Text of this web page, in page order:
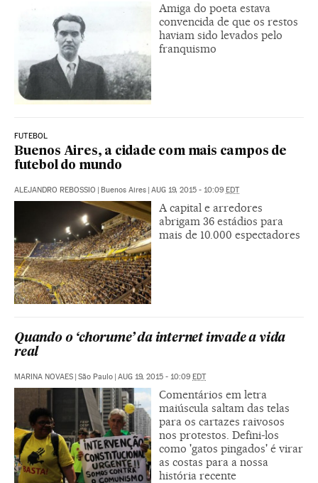
Amiga do poeta estava
convencida de que os restos
haviam sido levados pelo
franquismo
FUTEBOL
Buenos Aires, a cidade com mais campos de
futebol do mundo
ALEJANDRO REBOSSIO | Buenos Aires | AUG 19, 2015 - 10:09 EDT
A capital e arredores
abrigam 36 estádios para
mais de 10.000 espectadores
Quando o ‘chorume’ da internet invade a vida
real
MARINA NOVAES | São Paulo | AUG 19, 2015 - 10:09 EDT
Comentários em letra
maiúscula saltam das telas
para os cartazes raivosos
nos protestos. Defini-los
como 'gatos pingados' é virar
as costas para a nossa
história recente